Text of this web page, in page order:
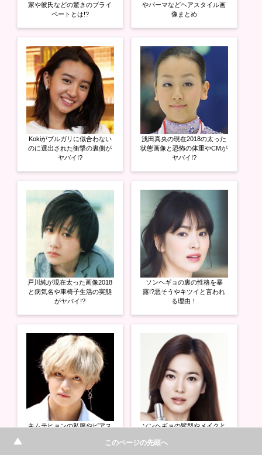
家や彼氏などの驚きのプライ
ベートとは!?
Kokiがブルガリに似合わない
のに選出された衝撃の裏側が
ヤバイ!?
戸川純が現在太った画像2018
と病気名や車椅子生活の実態
がヤバイ!?
キムテヒョンの私服やピアス
上野樹里との熱愛の驚きの真
やパーマなどヘアスタイル画
像まとめ
浅田真央の現在2018の太った
状態画像と恐怖の体重やCMが
ヤバイ!?
ソンヘギョの裏の性格を暴
露!?悪そうやキツイと言われ
る理由！
ソンヘギョの髪型やメイクと
このページの先頭へ